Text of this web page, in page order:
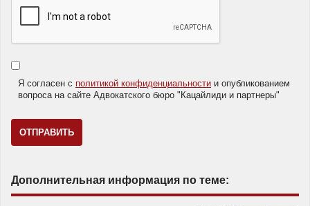
Я согласен с политикой конфиденциальности и опубликованием
вопроса на сайте Адвокатского бюро "Кацайлиди и партнеры"
Дополнительная информация по теме: